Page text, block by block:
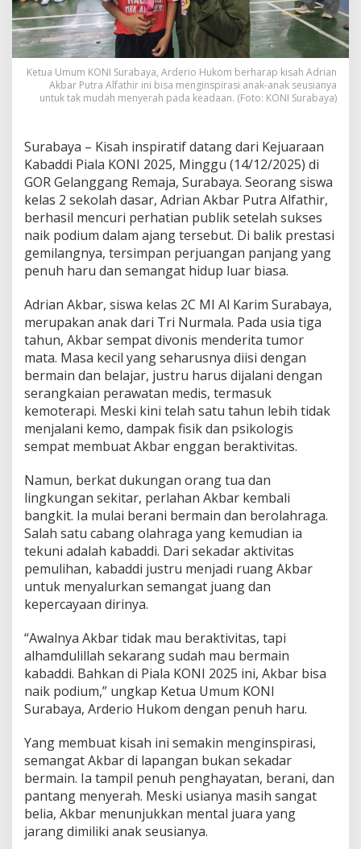
,
S
i
s
w
a
M
l
K
a
r
i
m
S
u
r
a
y
a
n
i
a
i
k
P
i
u
m
d
i
P
i
a
l
K
O
N
I
2
0
,
A
r
d
e
r
i
Ketua Umum KONI Surabaya, Arderio Hukom berharap kisah Adrian
Akbar Putra Alfathir ini bisa menginspirasi anak-anak seusianya
untuk tak mudah menyerah pada keadaan. (Foto: KONI Surabaya)
Surabaya – Kisah inspiratif datang dari Kejuaraan
Kabaddi Piala KONI 2025, Minggu (14/12/2025) di
GOR Gelanggang Remaja, Surabaya. Seorang siswa
kelas 2 sekolah dasar, Adrian Akbar Putra Alfathir,
berhasil mencuri perhatian publik setelah sukses
naik podium dalam ajang tersebut. Di balik prestasi
gemilangnya, tersimpan perjuangan panjang yang
penuh haru dan semangat hidup luar biasa.
Adrian Akbar, siswa kelas 2C MI Al Karim Surabaya,
merupakan anak dari Tri Nurmala. Pada usia tiga
tahun, Akbar sempat divonis menderita tumor
mata. Masa kecil yang seharusnya diisi dengan
bermain dan belajar, justru harus dijalani dengan
serangkaian perawatan medis, termasuk
kemoterapi. Meski kini telah satu tahun lebih tidak
menjalani kemo, dampak fisik dan psikologis
sempat membuat Akbar enggan beraktivitas.
Namun, berkat dukungan orang tua dan
lingkungan sekitar, perlahan Akbar kembali
bangkit. Ia mulai berani bermain dan berolahraga.
Salah satu cabang olahraga yang kemudian ia
tekuni adalah kabaddi. Dari sekadar aktivitas
pemulihan, kabaddi justru menjadi ruang Akbar
untuk menyalurkan semangat juang dan
kepercayaan dirinya.
“Awalnya Akbar tidak mau beraktivitas, tapi
alhamdulillah sekarang sudah mau bermain
kabaddi. Bahkan di Piala KONI 2025 ini, Akbar bisa
naik podium,” ungkap Ketua Umum KONI
Surabaya, Arderio Hukom dengan penuh haru.
Yang membuat kisah ini semakin menginspirasi,
semangat Akbar di lapangan bukan sekadar
bermain. Ia tampil penuh penghayatan, berani, dan
pantang menyerah. Meski usianya masih sangat
belia, Akbar menunjukkan mental juara yang
jarang dimiliki anak seusianya.